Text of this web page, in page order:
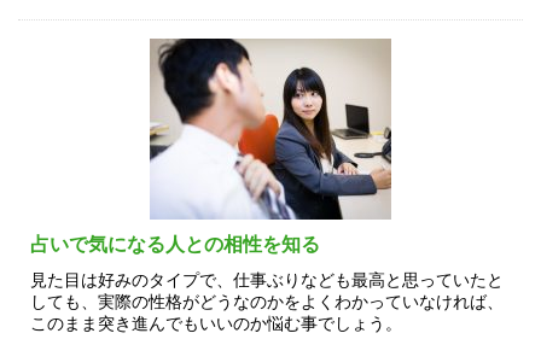
占いで気になる人との相性を知る
見た目は好みのタイプで、仕事ぶりなども最高と思っていたと
しても、実際の性格がどうなのかをよくわかっていなければ、
このまま突き進んでもいいのか悩む事でしょう。